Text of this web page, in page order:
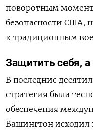
поворотным
безопасности США,
к традиционным
Защитить себя,
В последние
стратегия была
обеспечения
Вашингтон исходил